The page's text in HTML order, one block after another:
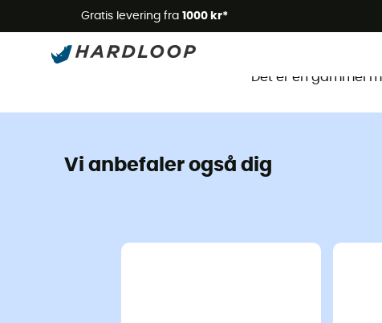
Gratis levering fra 1000 kr*
Det er en gammel
Vi anbefaler også dig